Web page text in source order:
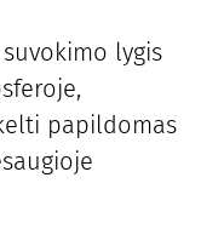
lygis
papildomas